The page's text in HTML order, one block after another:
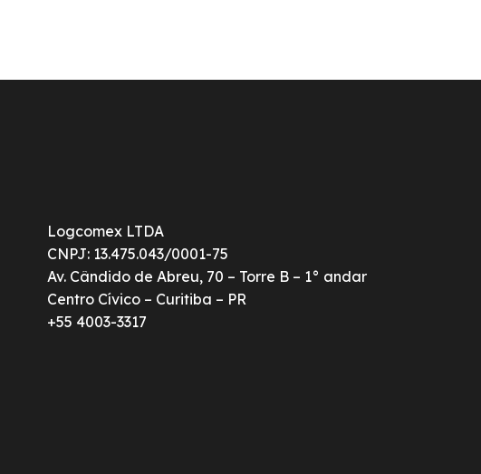
Logcomex LTDA
CNPJ: 13.475.043/0001-75
Av. Cândido de Abreu, 70 – Torre B – 1° andar
Centro Cívico – Curitiba – PR
+55 4003-3317